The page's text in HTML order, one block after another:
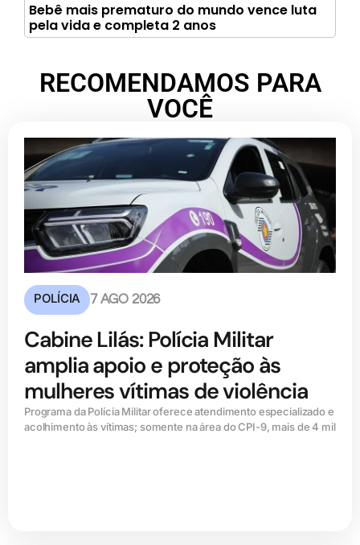
Bebê mais prematuro do mundo vence luta
pela vida e completa 2 anos
RECOMENDAMOS PARA
VOCÊ
POLÍCIA 7 AGO 2026
Cabine Lilás: Polícia Militar
amplia apoio e proteção às
mulheres vítimas de violência
Programa da Polícia Militar oferece atendimento especializado e
acolhimento às vítimas; somente na área do CPI-9, mais de 4 mil